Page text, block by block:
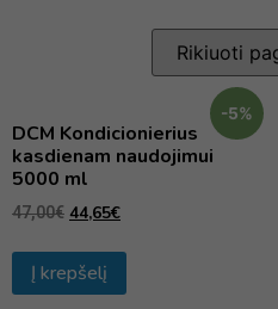
-5%
DCM Kondicionierius
kasdienam naudojimui
5000 ml
47,00€ 44,65€
Į krepšelį